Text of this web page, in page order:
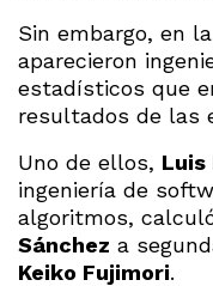
Sin embargo, en
aparecieron
estadísticos que
resultados de las
Uno de ellos, Luis
ingeniería de
algoritmos,
Sánchez a
Keiko Fujimori.